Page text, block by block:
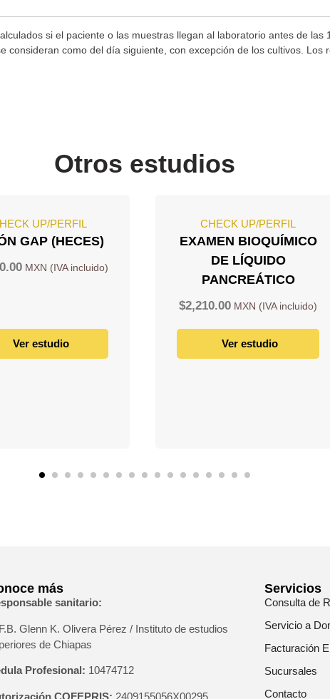
si el paciente o las muestras llegan al laboratorio antes de las
consideran como del día siguiente, con excepción de los cultivos. Los
Otros estudios
UP/PERFIL
GAP (HECES)
Ver estudio
CHECK UP/PERFIL
EXAMEN BIOQUÍMICO
DE LÍQUIDO
PANCREÁTICO
$2,210.00
Ver estudio
más
sanitario:
Glenn K. Olivera Pérez / Instituto de estudios
de Chiapas
Profesional: 10474712
COFEPRIS: 2409155056X00295
Servicios
Consulta de
Servicio a
Facturación
Sucursales
Contacto